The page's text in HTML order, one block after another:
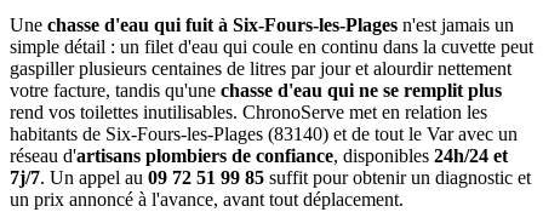
Une chasse d'eau qui fuit à Six-Fours-les-Plages n'est jamais un
simple détail : un filet d'eau qui coule en continu dans la cuvette peut
gaspiller plusieurs centaines de litres par jour et alourdir nettement
votre facture, tandis qu'une chasse d'eau qui ne se remplit plus
rend vos toilettes inutilisables. ChronoServe met en relation les
habitants de Six-Fours-les-Plages (83140) et de tout le Var avec un
réseau d'artisans plombiers de confiance, disponibles 24h/24 et
7j/7. Un appel au 09 72 51 99 85 suffit pour obtenir un diagnostic et
un prix annoncé à l'avance, avant tout déplacement.